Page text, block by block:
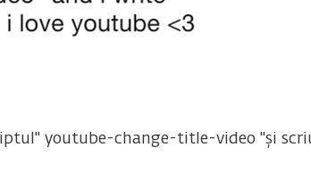
youtube-change-title-video "și